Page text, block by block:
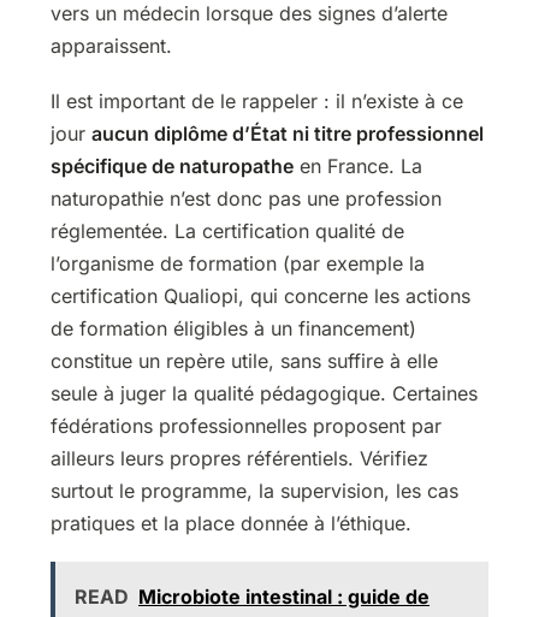
vers un médecin lorsque des signes d’alerte
apparaissent.
Il est important de le rappeler : il n’existe à ce
jour aucun diplôme d’État ni titre professionnel
spécifique de naturopathe en France. La
naturopathie n’est donc pas une profession
réglementée. La certification qualité de
l’organisme de formation (par exemple la
certification Qualiopi, qui concerne les actions
de formation éligibles à un financement)
constitue un repère utile, sans suffire à elle
seule à juger la qualité pédagogique. Certaines
fédérations professionnelles proposent par
ailleurs leurs propres référentiels. Vérifiez
surtout le programme, la supervision, les cas
pratiques et la place donnée à l’éthique.
READ Microbiote intestinal : guide de